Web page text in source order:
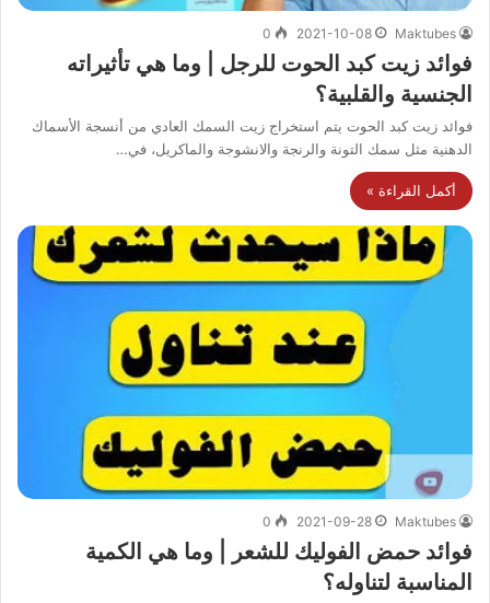
Maktubes
2021-10-08
0
فوائد زيت كبد الحوت للرجل | وما هي تأثيراته
الجنسية والقلبية؟
فوائد زيت كبد الحوت يتم استخراج زيت السمك العادي من أنسجة الأسماك
الدهنية مثل سمك التونة والرنجة والانشوجة والماكريل، في…
أكمل القراءة »
Maktubes
2021-09-28
0
فوائد حمض الفوليك للشعر | وما هي الكمية
المناسبة لتناوله؟